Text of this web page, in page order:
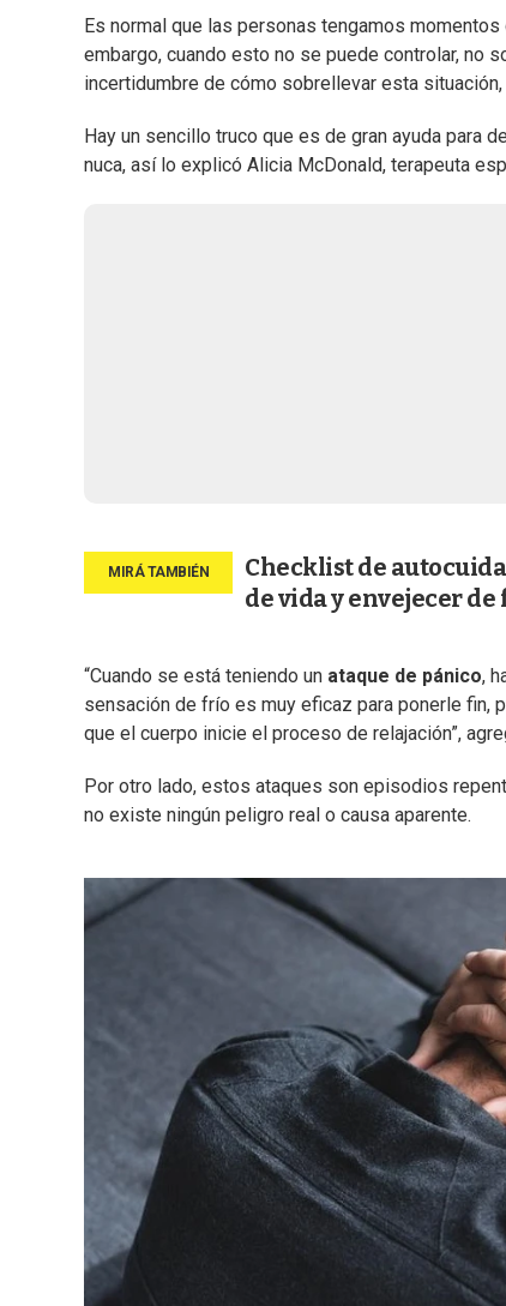
Es normal que las personas tengamos momentos
embargo, cuando esto no se puede controlar, no
incertidumbre de cómo sobrellevar esta situación,
Hay un sencillo truco que es de gran ayuda para
nuca, así lo explicó Alicia McDonald, terapeuta
Checklist de
de vida y envejecer
“Cuando se está teniendo un ataque de pánico,
sensación de frío es muy eficaz para ponerle fin,
que el cuerpo inicie el proceso de relajación”,
Por otro lado, estos ataques son episodios
no existe ningún peligro real o causa aparente.